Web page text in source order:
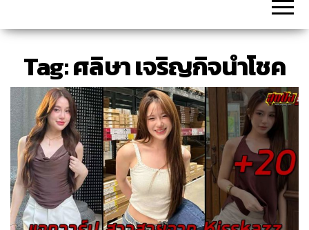
g
a
i
o
n
Tag:ศลิษา เจริญกิจนำโชค